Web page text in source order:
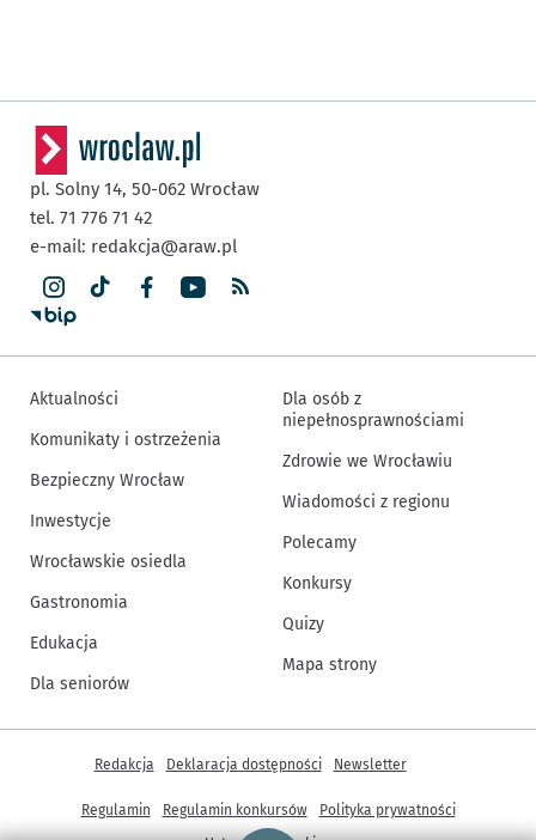
pl. Solny 14, 50-062 Wrocław
tel. 71 776 71 42
e-mail: redakcja@araw.pl
Aktualności
Komunikaty i ostrzeżenia
Bezpieczny Wrocław
Inwestycje
Wrocławskie osiedla
Gastronomia
Edukacja
Dla seniorów
Dla osób z
niepełnosprawnościami
Zdrowie we Wrocławiu
Wiadomości z regionu
Polecamy
Konkursy
Quizy
Mapa strony
Inne informacje
Redakcja Deklaracja dostępności Newsletter
Regulamin Regulamin konkursów
Polityka prywatności